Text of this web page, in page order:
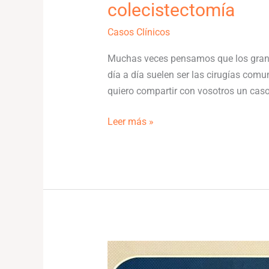
colecistectomía
Casos Clínicos
Muchas veces pensamos que los
día a día suelen ser las cirugías
quiero compartir con vosotros un
Leer más »
Caso
clínico